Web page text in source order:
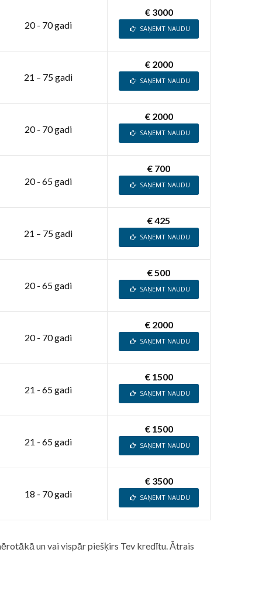
20 - 70 gadi
€ 3000
SAŅEMT NAUDU
21 – 75 gadi
€ 2000
SAŅEMT NAUDU
20 - 70 gadi
€ 2000
SAŅEMT NAUDU
20 - 65 gadi
€ 700
SAŅEMT NAUDU
21 – 75 gadi
€ 425
SAŅEMT NAUDU
20 - 65 gadi
€ 500
SAŅEMT NAUDU
20 - 70 gadi
€ 2000
SAŅEMT NAUDU
21 - 65 gadi
€ 1500
SAŅEMT NAUDU
21 - 65 gadi
€ 1500
SAŅEMT NAUDU
18 - 70 gadi
€ 3500
SAŅEMT NAUDU
un vai vispār piešķirs Tev kredītu. Ātrais